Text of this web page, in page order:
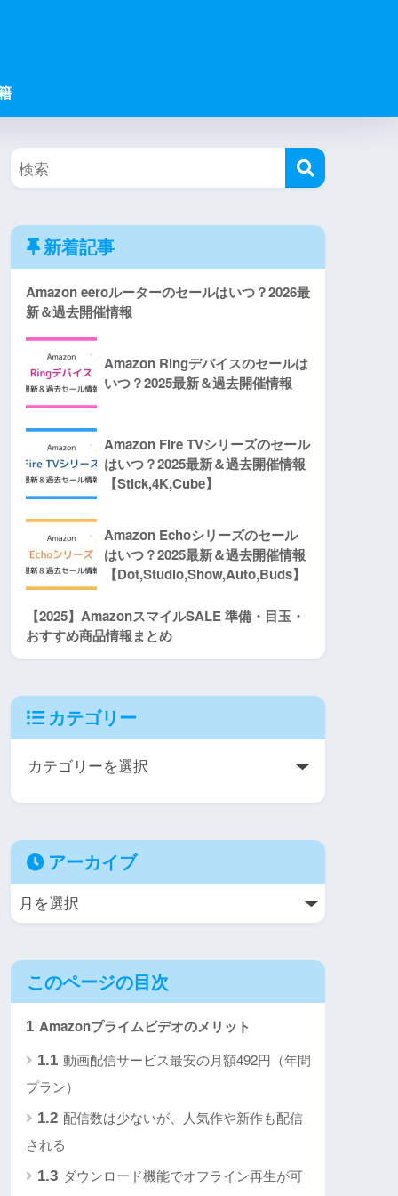
新着記事
Amazon eeroルーターのセールはいつ？2026最
新＆過去開催情報
Amazon Ringデバイスのセールは
いつ？2025最新＆過去開催情報
Amazon Fire TVシリーズのセール
はいつ？2025最新＆過去開催情報
【Stick,4K,Cube】
Amazon Echoシリーズのセール
はいつ？2025最新＆過去開催情報
【Dot,Studio,Show,Auto,Buds】
【2025】AmazonスマイルSALE 準備・目玉・
おすすめ商品情報まとめ
カテゴリー
アーカイブ
このページの目次
1 Amazonプライムビデオのメリット
1.1 動画配信サービス最安の月額492円（年間
プラン）
1.2 配信数は少ないが、人気作や新作も配信
される
1.3 ダウンロード機能でオフライン再生が可